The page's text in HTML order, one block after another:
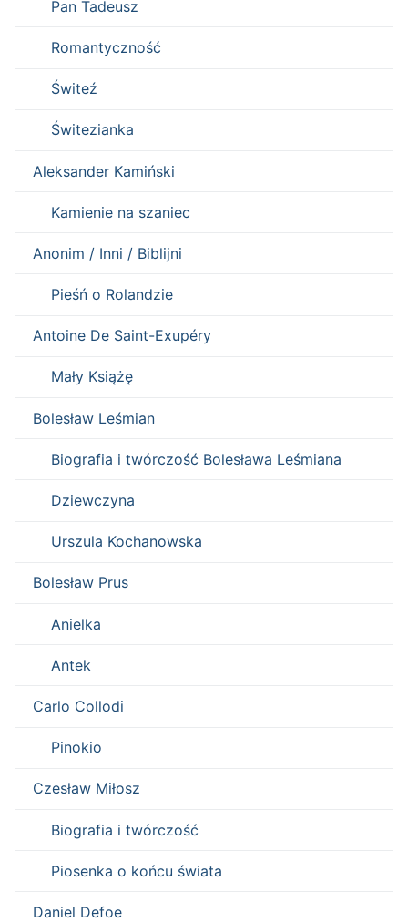
Pan Tadeusz
Romantyczność
Świteź
Świtezianka
Aleksander Kamiński
Kamienie na szaniec
Anonim / Inni / Biblijni
Pieśń o Rolandzie
Antoine De Saint-Exupéry
Mały Książę
Bolesław Leśmian
Biografia i twórczość Bolesława Leśmiana
Dziewczyna
Urszula Kochanowska
Bolesław Prus
Anielka
Antek
Carlo Collodi
Pinokio
Czesław Miłosz
Biografia i twórczość
Piosenka o końcu świata
Daniel Defoe